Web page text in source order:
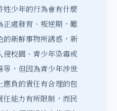
姓少年的行為會有什麼
正處發育、叛逆期，難
的新鮮事物所誘惑，新
侵校園、青少年染毒或
等，但因為青少年涉世
應負的責任有合理的包
能力有所限制，而民